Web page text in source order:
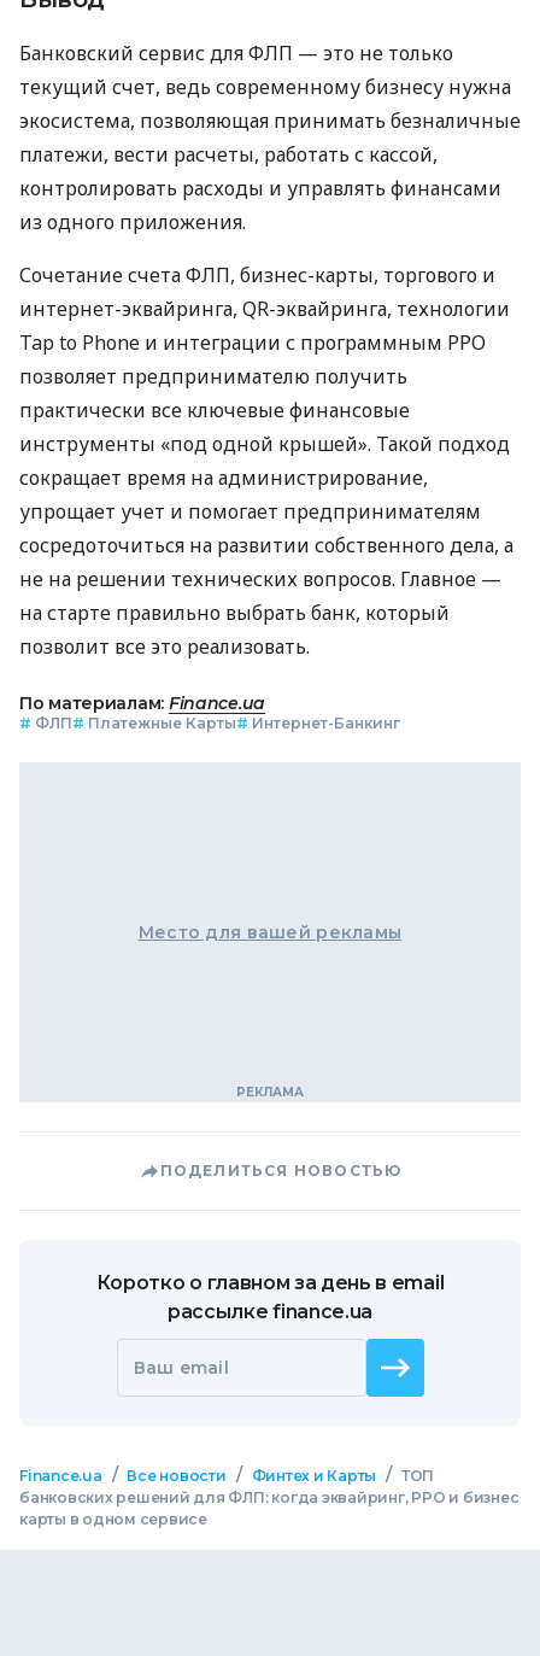
Банковский сервис для ФЛП — это не только
текущий счет, ведь современному бизнесу нужна
экосистема, позволяющая принимать безналичные
платежи, вести расчеты, работать с кассой,
контролировать расходы и управлять финансами
из одного приложения.
Сочетание счета ФЛП, бизнес-карты, торгового и
интернет-эквайринга, QR-эквайринга, технологии
Tap to Phone и интеграции с программным РРО
позволяет предпринимателю получить
практически все ключевые финансовые
инструменты «под одной крышей». Такой подход
сокращает время на администрирование,
упрощает учет и помогает предпринимателям
сосредоточиться на развитии собственного дела, а
не на решении технических вопросов. Главное —
на старте правильно выбрать банк, который
позволит все это реализовать.
По материалам: Finance.ua
# ФЛП# Платежные Карты# Интернет-Банкинг
Место для вашей рекламы
ПОДЕЛИТЬСЯ НОВОСТЬЮ
Коротко о главном за день в email
рассылке finance.ua
Ваш email
Finance.ua / Все новости / Финтех и Карты / ТОП
банковских решений для ФЛП: когда эквайринг, РРО и бизнес
карты в одном сервисе